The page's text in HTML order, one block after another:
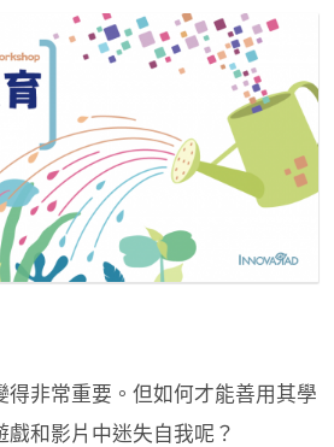
得非常重要。但如何才能善用其學
戲和影片中迷失自我呢？